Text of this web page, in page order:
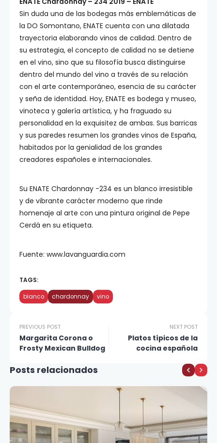
Sin duda una de las bodegas más emblemáticas de
la DO Somontano, ENATE cuenta con una dilatada
trayectoria elaborando vinos de calidad. Dentro de
su estrategia, el concepto de calidad no se detiene
en el vino, sino que su filosofía busca distinguirse
dentro del mundo del vino a través de su relación
con el arte contemporáneo, esencia de su carácter
y seña de identidad. Hoy, ENATE es bodega y museo,
vinoteca y galería artística, y ha fraguado su
personalidad en la exquisitez de ambas. Sus barricas
y sus paredes resumen los grandes vinos de España,
habitados por la genialidad de los grandes
creadores españoles e internacionales.
Su ENATE Chardonnay -234 es un blanco irresistible
y de vibrante carácter moderno que rinde
homenaje al arte con una pintura original de Pepe
Cerdá en su etiqueta.
Fuente: www.lavanguardia.com
TAGS:
blanco chardonnay vino
PREVIOUS POST
Margarita Corona o
Frosty Mexican Bulldog
NEXT POST
Platos típicos de la
cocina española
Posts relacionados